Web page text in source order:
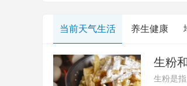
当前天气生活 养生健康
生粉
生粉是